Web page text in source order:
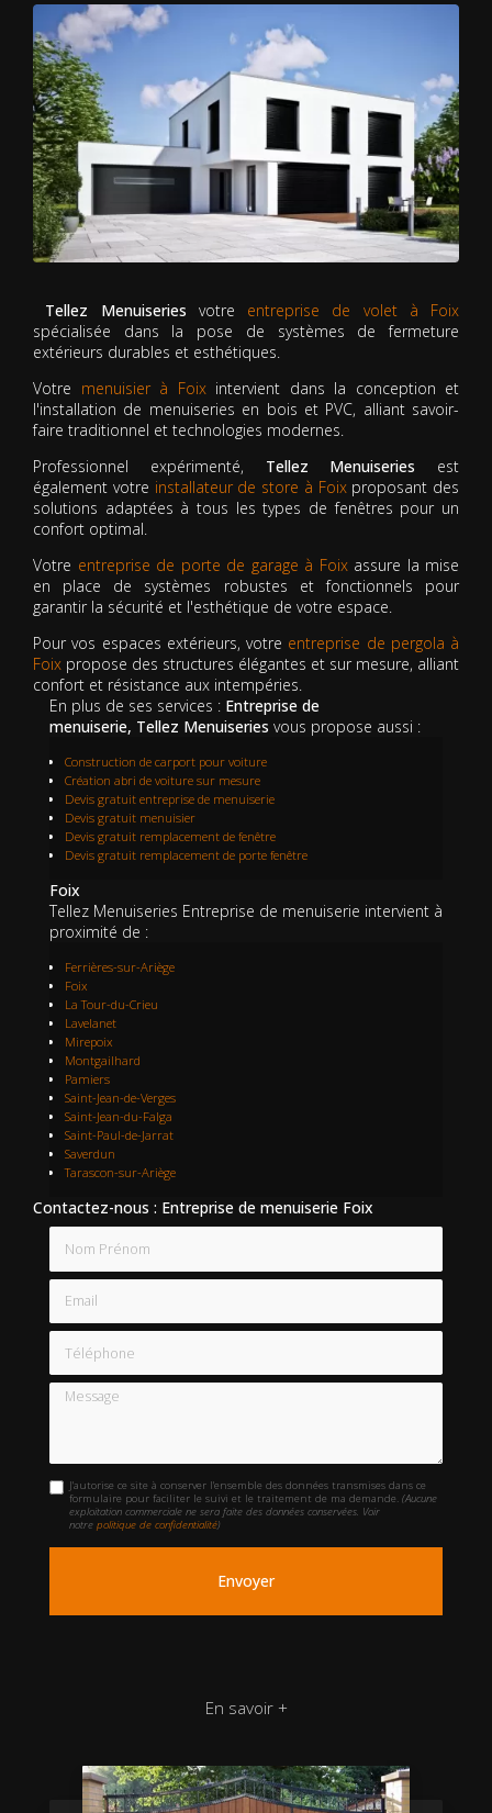
Tellez Menuiseries votre entreprise de volet à Foix
spécialisée dans la pose de systèmes de fermeture
extérieurs durables et esthétiques.
Votre menuisier à Foixintervient dans la conception et
l'installation de menuiseries en bois et PVC, alliant savoir-
faire traditionnel et technologies modernes.
Professionnel expérimenté, Tellez Menuiseries est
également votre installateur de store à Foixproposant des
solutions adaptées à tous les types de fenêtres pour un
confort optimal.
Votre entreprise de porte de garage à Foixassure la mise
en place de systèmes robustes et fonctionnels pour
garantir la sécurité et l'esthétique de votre espace.
Pour vos espaces extérieurs, votre entreprise de pergola à
Foix propose des structures élégantes et sur mesure, alliant
confort et résistance aux intempéries.
En plus de ses services : Entreprise de
menuiserie, Tellez Menuiseries vous propose aussi :
Construction de carport pour voiture
Création abri de voiture sur mesure
Devis gratuit entreprise de menuiserie
Devis gratuit menuisier
Devis gratuit remplacement de fenêtre
Devis gratuit remplacement de porte fenêtre
Foix
Tellez Menuiseries Entreprise de menuiserie intervient à
proximité de :
Ferrières-sur-Ariège
Foix
La Tour-du-Crieu
Lavelanet
Mirepoix
Montgailhard
Pamiers
Saint-Jean-de-Verges
Saint-Jean-du-Falga
Saint-Paul-de-Jarrat
Saverdun
Tarascon-sur-Ariège
Contactez-nous : Entreprise de menuiserie Foix
Email
Téléphone
Message
J'autorise ce site à conserver l'ensemble des données transmises dans ce
formulaire pour faciliter le suivi et le traitement de ma demande.(Aucune
exploitation commerciale ne sera faite des données conservées. Voir
notrepolitique de confidentialité)
En savoir +